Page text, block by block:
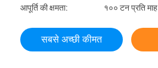
आपूर्ति की क्षमता:
१०० टन प्रति माह
सबसे अच्छी कीमत